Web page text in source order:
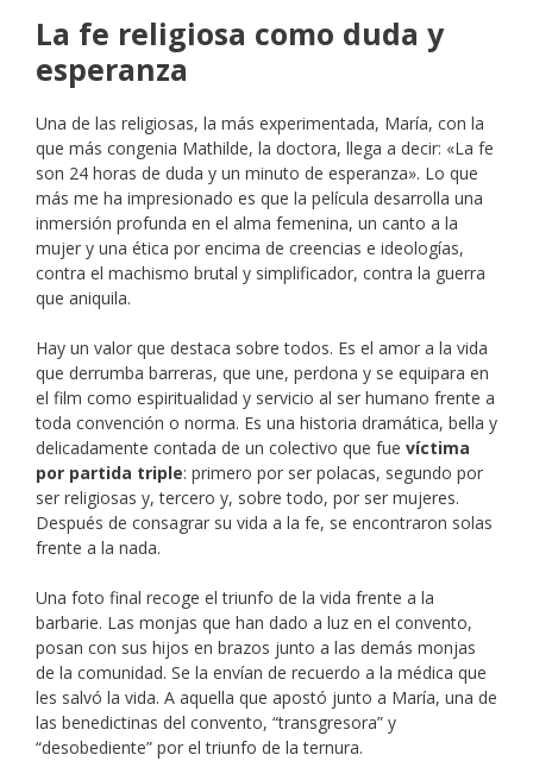
La fe religiosa como duda y
esperanza
Una de las religiosas, la más experimentada, María, con la
que más congenia Mathilde, la doctora, llega a decir: «La fe
son 24 horas de duda y un minuto de esperanza». Lo que
más me ha impresionado es que la película desarrolla una
inmersión profunda en el alma femenina, un canto a la
mujer y una ética por encima de creencias e ideologías,
contra el machismo brutal y simplificador, contra la guerra
que aniquila.
Hay un valor que destaca sobre todos. Es el amor a la vida
que derrumba barreras, que une, perdona y se equipara en
el film como espiritualidad y servicio al ser humano frente a
toda convención o norma. Es una historia dramática, bella y
delicadamente contada de un colectivo que fue víctima
por partida triple: primero por ser polacas, segundo por
ser religiosas y, tercero y, sobre todo, por ser mujeres.
Después de consagrar su vida a la fe, se encontraron solas
frente a la nada.
Una foto final recoge el triunfo de la vida frente a la
barbarie. Las monjas que han dado a luz en el convento,
posan con sus hijos en brazos junto a las demás monjas
de la comunidad. Se la envían de recuerdo a la médica que
les salvó la vida. A aquella que apostó junto a María, una de
las benedictinas del convento, “transgresora” y
“desobediente” por el triunfo de la ternura.